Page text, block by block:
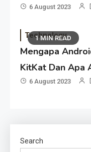
6 August 2023
1 MIN READ
Technology
Mengapa
KitKat Dan Apa
6 August 2023
Search